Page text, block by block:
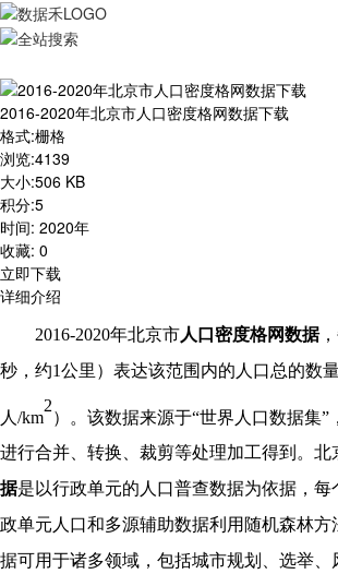
2016-2020年北京市人口密度格网数据下载
格式:栅格
浏览:4139
大小:506 KB
积分:5
时间: 2020年
收藏: 0
立即下载
详细介绍
2016-2020年北京市人口密度格网数据
秒，约1公里）表达该范围内的人口总的数
人/km
2
）。该数据来源于“世界人口数据集”
进行合并、转换、裁剪等处理加工得到。北
据是以行政单元的人口普查数据为依据，每
政单元人口和多源辅助数据利用随机森林方
据可用于诸多领域，包括城市规划、选举、